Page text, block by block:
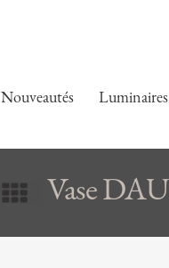
Nouveautés Luminaires
Vase